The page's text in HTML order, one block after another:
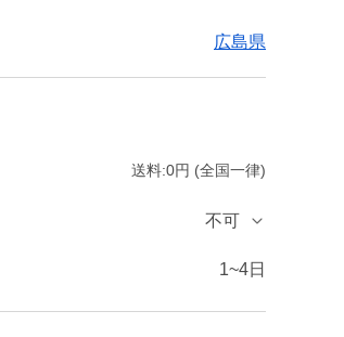
広島県
送料:0円 (全国一律)
不可
1~4日